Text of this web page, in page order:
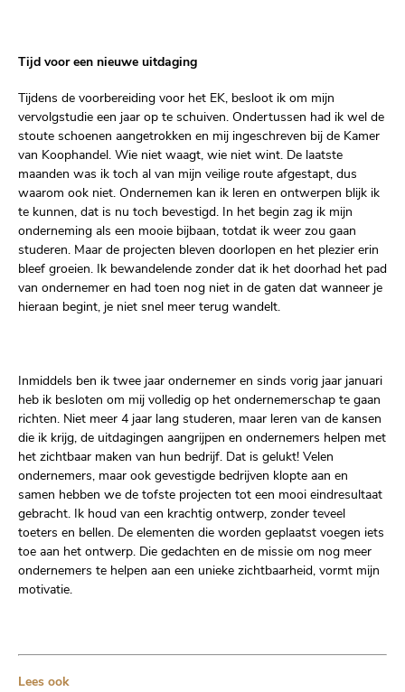
Tijd voor een nieuwe uitdaging
Tijdens de voorbereiding voor het EK, besloot ik om mijn
vervolgstudie een jaar op te schuiven. Ondertussen had ik wel de
stoute schoenen aangetrokken en mij ingeschreven bij de Kamer
van Koophandel. Wie niet waagt, wie niet wint. De laatste
maanden was ik toch al van mijn veilige route afgestapt, dus
waarom ook niet. Ondernemen kan ik leren en ontwerpen blijk ik
te kunnen, dat is nu toch bevestigd. In het begin zag ik mijn
onderneming als een mooie bijbaan, totdat ik weer zou gaan
studeren. Maar de projecten bleven doorlopen en het plezier erin
bleef groeien. Ik bewandelende zonder dat ik het doorhad het pad
van ondernemer en had toen nog niet in de gaten dat wanneer je
hieraan begint, je niet snel meer terug wandelt.
Inmiddels ben ik twee jaar ondernemer en sinds vorig jaar januari
heb ik besloten om mij volledig op het ondernemerschap te gaan
richten. Niet meer 4 jaar lang studeren, maar leren van de kansen
die ik krijg, de uitdagingen aangrijpen en ondernemers helpen met
het zichtbaar maken van hun bedrijf. Dat is gelukt! Velen
ondernemers, maar ook gevestigde bedrijven klopte aan en
samen hebben we de tofste projecten tot een mooi eindresultaat
gebracht. Ik houd van een krachtig ontwerp, zonder teveel
toeters en bellen. De elementen die worden geplaatst voegen iets
toe aan het ontwerp. Die gedachten en de missie om nog meer
ondernemers te helpen aan een unieke zichtbaarheid, vormt mijn
motivatie.
Lees ook